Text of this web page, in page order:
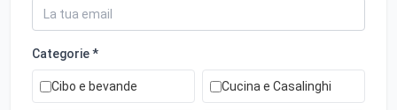
Categorie *
Cibo e bevande Cucina e Casalinghi